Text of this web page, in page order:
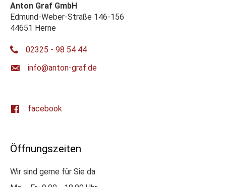
Anton Graf GmbH
Edmund-Weber-Straße 146-156
44651 Herne
02325 - 98 54 44
ed.farg-notna@ofni
facebook
Öffnungszeiten
Wir sind gerne für Sie da: